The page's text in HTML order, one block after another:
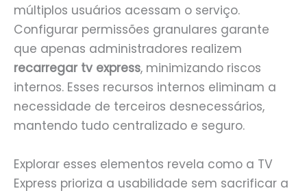
múltiplos usuários acessam o serviço.
Configurar permissões granulares garante
que apenas administradores realizem
recarregar tv express, minimizando riscos
internos. Esses recursos internos eliminam a
necessidade de terceiros desnecessários,
mantendo tudo centralizado e seguro.
Explorar esses elementos revela como a TV
Express prioriza a usabilidade sem sacrificar a